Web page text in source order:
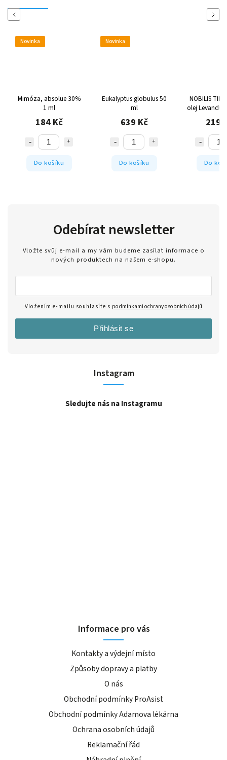
Previous
Novinka
Mimóza, absolue 30%
1 ml
184 Kč
Do košíku
Novinka
Eukalyptus globulus 50
ml
639 Kč
Do košíku
NOBILIS
olej
219
Do
Next
Instagram
Sledujte nás na Instagramu
Informace pro vás
Kontakty a výdejní místo
Způsoby dopravy a platby
O nás
Obchodní podmínky ProAsist
Obchodní podmínky Adamova lékárna
Ochrana osobních údajů
Reklamační řád
Odebírat newsletter
Vložte svůj e-mail a my vám budeme zasílat informace o
nových produktech na našem e-shopu.
Vložením e-mailu souhlasíte s podmínkami ochrany osobních údajů
Přihlásit se